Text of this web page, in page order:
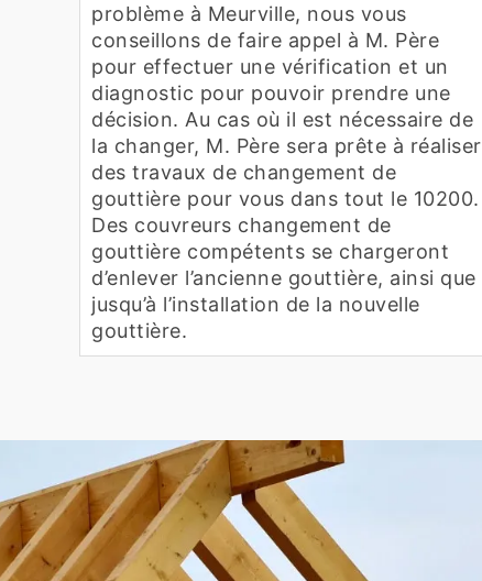
problème à Meurville, nous vous
conseillons de faire appel à M. Père
pour effectuer une vérification et un
diagnostic pour pouvoir prendre une
décision. Au cas où il est nécessaire de
la changer, M. Père sera prête à réaliser
des travaux de changement de
gouttière pour vous dans tout le 10200.
Des couvreurs changement de
gouttière compétents se chargeront
d’enlever l’ancienne gouttière, ainsi que
jusqu’à l’installation de la nouvelle
gouttière.